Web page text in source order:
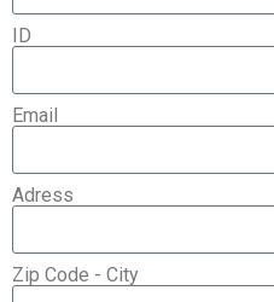
ID
Email
Adress
Zip Code - City